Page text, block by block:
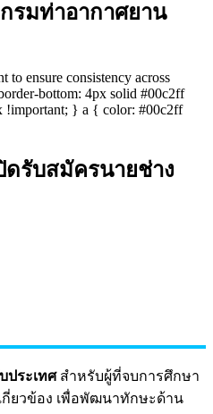
รมท่าอากาศยาน
ensure consistency across
bottom: 4px solid #00c2ff
!important; } a { color: #00c2ff
ดรับสมัครนายช่าง
ประเทศสำหรับผู้ที่จบการศึกษา
ยวข้อง เพื่อพัฒนาทักษะด้าน